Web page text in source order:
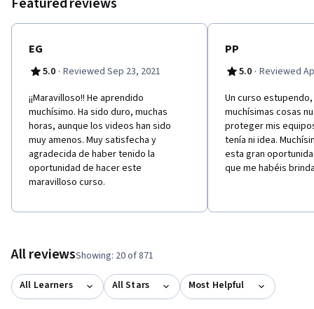
EG
5.0 · Reviewed Sep 23, 2021
¡¡Maravilloso!! He aprendido
muchísimo. Ha sido duro, muchas
horas, aunque los videos han sido
muy amenos. Muy satisfecha y
agradecida de haber tenido la
oportunidad de hacer este
maravilloso curso.
PP
5.0 · Reviewed
Un curso
muchísimas cosas
proteger mis
tenía ni idea.
esta gran
que me habéis
All reviewsShowing: 20 of 871
All Learners All Stars Most Helpful